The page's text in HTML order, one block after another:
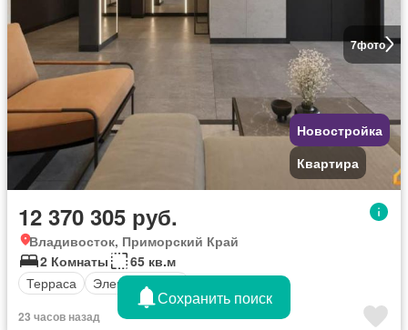
7фото
Новостройка
Квартира
12 370 305 руб.
Владивосток, Приморский Край
2 Комнаты
65 кв.м
Терраса
Электричество
23 часов назад
Сохранить поиск